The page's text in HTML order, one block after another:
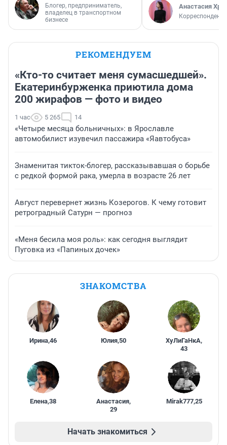
Блогер, предприниматель,
владелец в транспортном
бизнесе
Анастасия
Корреспондент
РЕКОМЕНДУЕМ
«Кто-то считает меня сумасшедшей».
Екатеринбурженка приютила дома
200 жирафов — фото и видео
1 час 5 265 14
«Четыре месяца больничных»: в Ярославле
автомобилист изувечил пассажира «Яавтобуса»
Знаменитая тикток-блогер, рассказывавшая о борьбе
с редкой формой рака, умерла в возрасте 26 лет
Август перевернет жизнь Козерогов. К чему готовит
ретроградный Сатурн — прогноз
«Меня бесила моя роль»: как сегодня выглядит
Пуговка из «Папиных дочек»
ЗНАКОМСТВА
Ирина,46 Юлия,50 ХуЛиГаНкА,
43
Елена,38 Анастасия,
29
Mirak777,25
Начать знакомиться